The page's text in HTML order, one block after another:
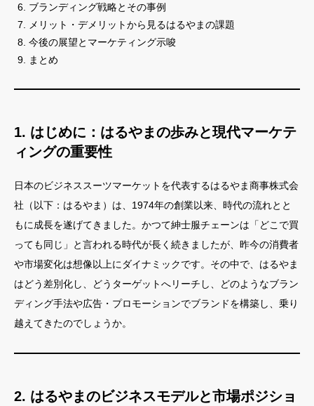
ブランディング戦略とその事例
メリット・デメリットから見るはるやまの課題
今後の展望とマーケティング示唆
まとめ
1. はじめに：はるやまの歩みと現代マーケテ
ィングの重要性
日本のビジネススーツマーケットを代表するはるやま商事株式会
社（以下：はるやま）は、1974年の創業以来、時代の流れとと
もに成長を遂げてきました。かつて紳士服チェーンは「どこで買
っても同じ」と言われる時代が長く続きましたが、昨今の消費者
や市場変化は想像以上にダイナミックです。その中で、はるやま
はどう差別化し、どうターゲットへリーチし、どのようなブラン
ディング手法や広告・プロモーションでブランドを構築し、乗り
越えてきたのでしょうか。
2. はるやまのビジネスモデルと市場ポジショ